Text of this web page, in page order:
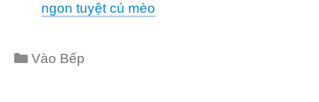
ngon tuyệt cú mèo
Categories
Vào Bếp